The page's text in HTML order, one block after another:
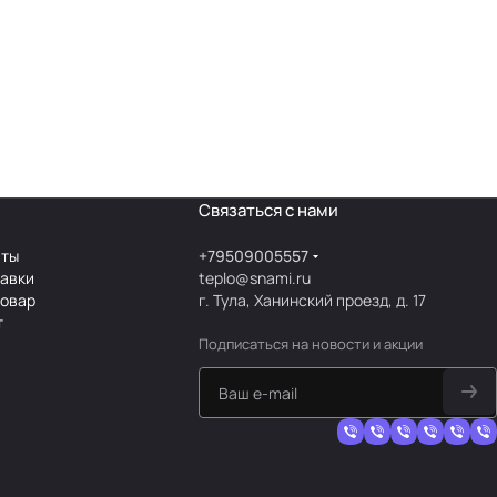
Связаться с нами
+79509005557
teplo@snami.ru
г. Тула, Ханинский проезд, д. 17
Подписаться на новости и акции